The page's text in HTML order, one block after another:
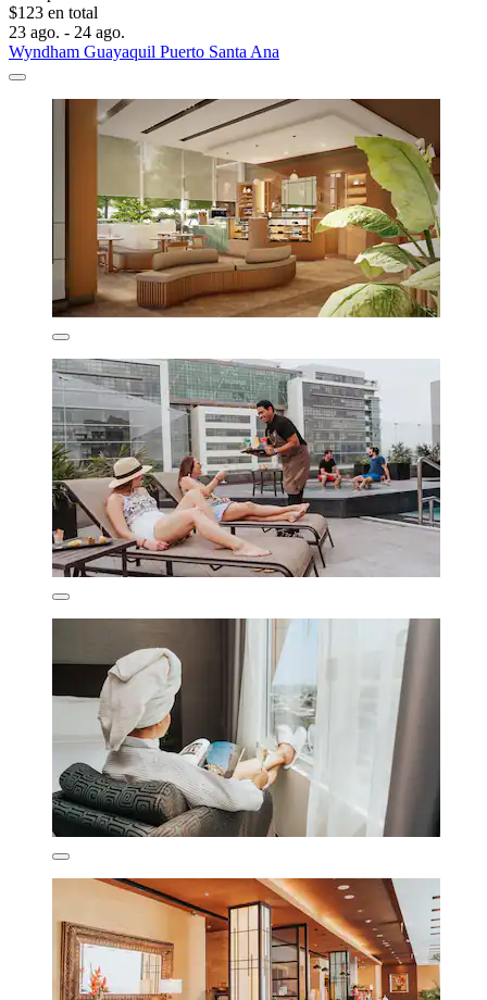
$123 en total
23 ago. - 24 ago.
Wyndham Guayaquil Puerto Santa Ana